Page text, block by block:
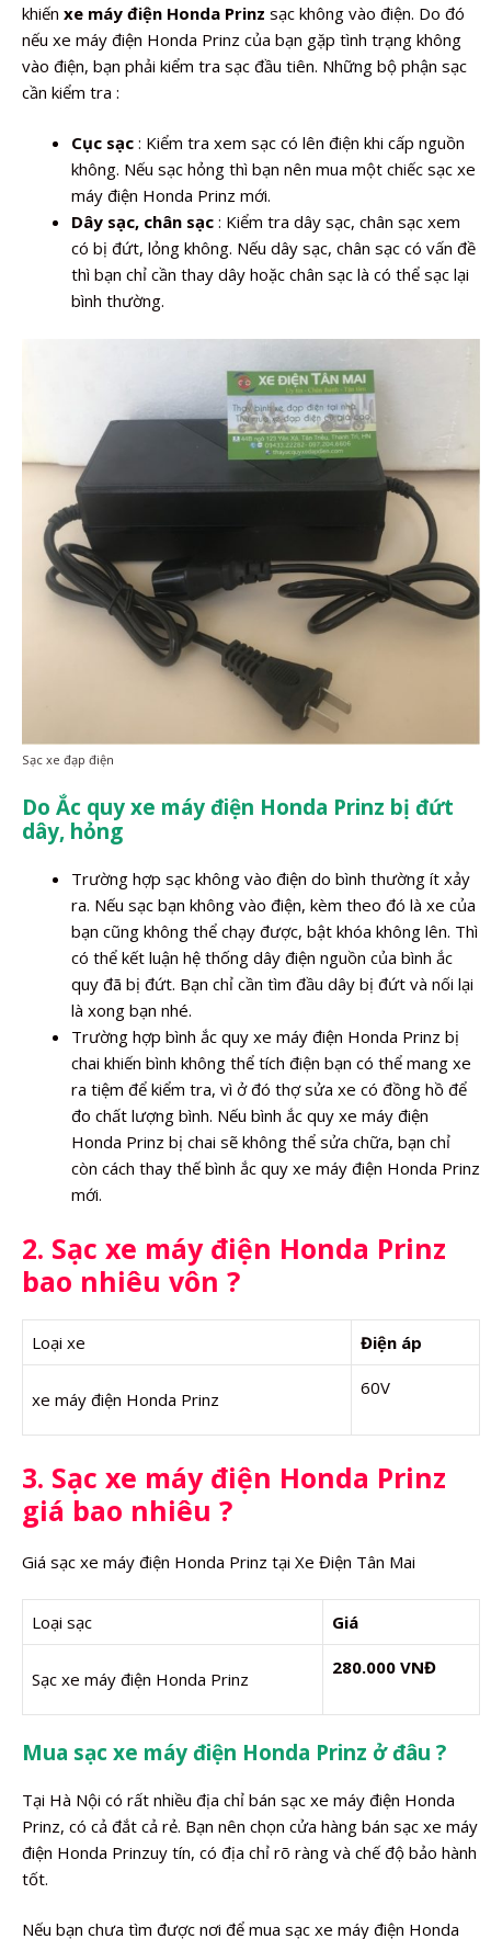
khiến xe máy điện Honda Prinz sạc không vào điện. Do đó
nếu xe máy điện Honda Prinz của bạn gặp tình trạng không
vào điện, bạn phải kiểm tra sạc đầu tiên. Những bộ phận sạc
cần kiểm tra :
Cục sạc : Kiểm tra xem sạc có lên điện khi cấp nguồn
không. Nếu sạc hỏng thì bạn nên mua một chiếc sạc xe
máy điện Honda Prinz mới.
Dây sạc, chân sạc : Kiểm tra dây sạc, chân sạc xem
có bị đứt, lỏng không. Nếu dây sạc, chân sạc có vấn đề
thì bạn chỉ cần thay dây hoặc chân sạc là có thể sạc lại
bình thường.
Sạc xe đạp điện
Do Ắc quy xe máy điện Honda Prinz bị đứt
dây, hỏng
Trường hợp sạc không vào điện do bình thường ít xảy
ra. Nếu sạc bạn không vào điện, kèm theo đó là xe của
bạn cũng không thể chạy được, bật khóa không lên. Thì
có thể kết luận hệ thống dây điện nguồn của bình ắc
quy đã bị đứt. Bạn chỉ cần tìm đầu dây bị đứt và nối lại
là xong bạn nhé.
Trường hợp bình ắc quy xe máy điện Honda Prinz bị
chai khiến bình không thể tích điện bạn có thể mang xe
ra tiệm để kiểm tra, vì ở đó thợ sửa xe có đồng hồ để
đo chất lượng bình. Nếu bình ắc quy xe máy điện
Honda Prinz bị chai sẽ không thể sửa chữa, bạn chỉ
còn cách thay thế bình ắc quy xe máy điện Honda Prinz
mới.
2. Sạc xe máy điện Honda Prinz
bao nhiêu vôn ?
Loại xe Điện áp
xe máy điện Honda Prinz
60V
3. Sạc xe máy điện Honda Prinz
giá bao nhiêu ?
Giá sạc xe máy điện Honda Prinz tại Xe Điện Tân Mai
Loại sạc Giá
Sạc xe máy điện Honda Prinz
280.000 VNĐ
Mua sạc xe máy điện Honda Prinz ở đâu ?
Tại Hà Nội có rất nhiều địa chỉ bán sạc xe máy điện Honda
Prinz, có cả đắt cả rẻ. Bạn nên chọn cửa hàng bán sạc xe máy
điện Honda Prinzuy tín, có địa chỉ rõ ràng và chế độ bảo hành
tốt.
Nếu bạn chưa tìm được nơi để mua sạc xe máy điện Honda